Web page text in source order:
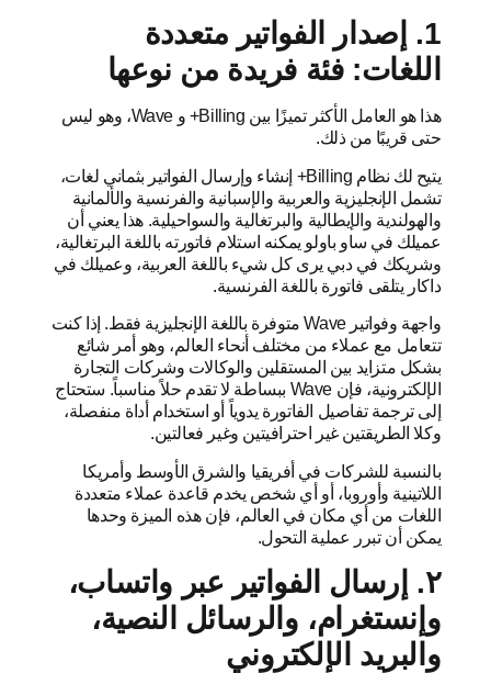
1. إصدار الفواتير متعددة
اللغات: فئة فريدة من نوعها
هذا هو العامل الأكثر تميزًا بين Billing+ و Wave، وهو ليس
حتى قريبًا من ذلك.
يتيح لك نظام Billing+ إنشاء وإرسال الفواتير بثماني لغات،
تشمل الإنجليزية والعربية والإسبانية والفرنسية والألمانية
والهولندية والإيطالية والبرتغالية والسواحيلية. هذا يعني أن
عميلك في ساو باولو يمكنه استلام فاتورته باللغة البرتغالية،
وشريكك في دبي يرى كل شيء باللغة العربية، وعميلك في
داكار يتلقى فاتورة باللغة الفرنسية.
واجهة وفواتير Wave متوفرة باللغة الإنجليزية فقط. إذا كنت
تتعامل مع عملاء من مختلف أنحاء العالم، وهو أمر شائع
بشكل متزايد بين المستقلين والوكالات وشركات التجارة
الإلكترونية، فإن Wave ببساطة لا تقدم حلاً مناسباً. ستحتاج
إلى ترجمة تفاصيل الفاتورة يدوياً أو استخدام أداة منفصلة، ​​
وكلا الطريقتين غير احترافيتين وغير فعالتين.
بالنسبة للشركات في أفريقيا والشرق الأوسط وأمريكا
اللاتينية وأوروبا، أو أي شخص يخدم قاعدة عملاء متعددة
اللغات من أي مكان في العالم، فإن هذه الميزة وحدها
يمكن أن تبرر عملية التحول.
٢. إرسال الفواتير عبر واتساب،
وإنستغرام، والرسائل النصية،
والبريد الإلكتروني